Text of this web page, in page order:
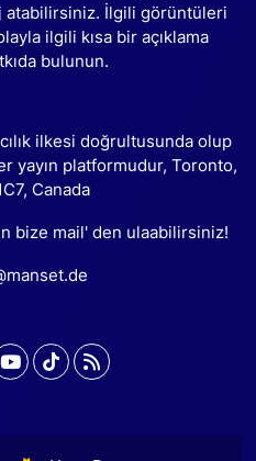
atabilirsiniz. İlgili görüntüleri
ilgili kısa bir açıklama
bulunun.
ilkesi doğrultusunda olup
yayın platformudur, Toronto,
Canada
bize mail' den ulaabilirsiniz!